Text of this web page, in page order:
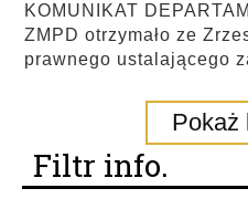
KOMUNIKAT
ZMPD otrzymało ze
prawnego ustalającego
Pokaż
Filtr info.